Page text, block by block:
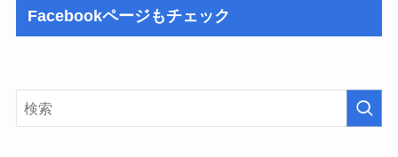
Facebookページもチェック